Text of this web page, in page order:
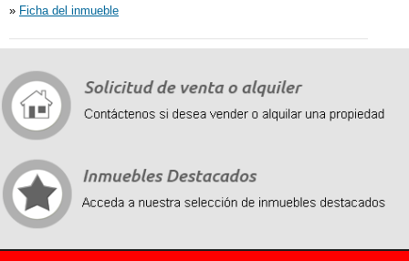
» Ficha del inmueble
Recently, we organized a strategic cooperation with Chinese suppliers. Successfully ordered a